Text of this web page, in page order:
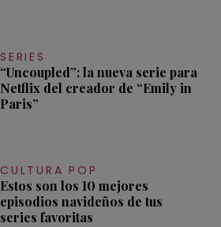
SERIES
“Uncoupled”: la nueva serie para
Netflix del creador de “Emily in
Paris”
CULTURA POP
Estos son los 10 mejores
episodios navideños de tus
series favoritas